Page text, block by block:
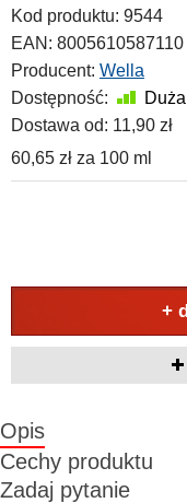
Kod produktu: 9544
EAN: 8005610587110
Producent: Wella
Dostępność:
Dostawa od: 11,90 zł
60,65 zł za 100 ml
+
Opis
Cechy produktu
Zadaj pytanie